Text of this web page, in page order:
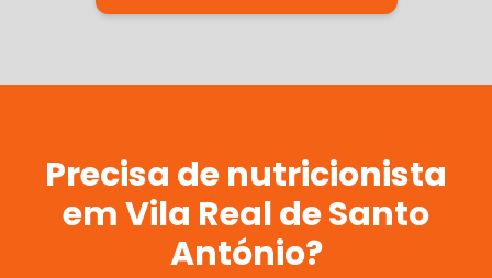
Precisa denutricionista
emVila Real de Santo
António?